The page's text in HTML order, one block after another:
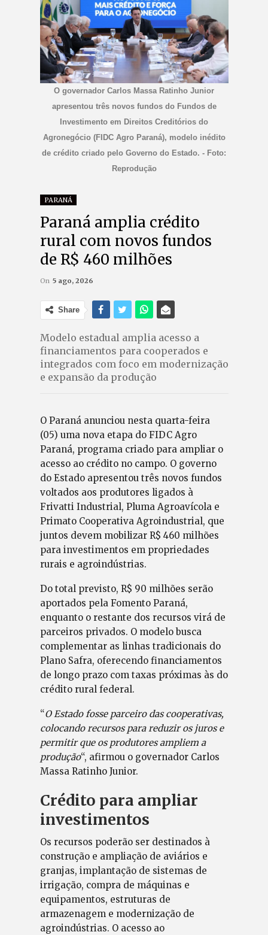
O governador Carlos Massa Ratinho Junior
apresentou três novos fundos do Fundos de
Investimento em Direitos Creditórios do
Agronegócio (FIDC Agro Paraná), modelo inédito
de crédito criado pelo Governo do Estado. - Foto:
Reprodução
PARANÁ
Paraná amplia crédito
rural com novos fundos
de R$ 460 milhões
On 5 ago, 2026
Share
Modelo estadual amplia acesso a
financiamentos para cooperados e
integrados com foco em modernização
e expansão da produção
O Paraná anunciou nesta quarta-feira
(05) uma nova etapa do FIDC Agro
Paraná, programa criado para ampliar o
acesso ao crédito no campo. O governo
do Estado apresentou três novos fundos
voltados aos produtores ligados à
Frivatti Industrial, Pluma Agroavícola e
Primato Cooperativa Agroindustrial, que
juntos devem mobilizar R$ 460 milhões
para investimentos em propriedades
rurais e agroindústrias.
Do total previsto, R$ 90 milhões serão
aportados pela Fomento Paraná,
enquanto o restante dos recursos virá de
parceiros privados. O modelo busca
complementar as linhas tradicionais do
Plano Safra, oferecendo financiamentos
de longo prazo com taxas próximas às do
crédito rural federal.
“O Estado fosse parceiro das cooperativas,
colocando recursos para reduzir os juros e
permitir que os produtores ampliem a
produção“, afirmou o governador Carlos
Massa Ratinho Junior.
Crédito para ampliar
investimentos
Os recursos poderão ser destinados à
construção e ampliação de aviários e
granjas, implantação de sistemas de
irrigação, compra de máquinas e
equipamentos, estruturas de
armazenagem e modernização de
agroindústrias. O acesso ao